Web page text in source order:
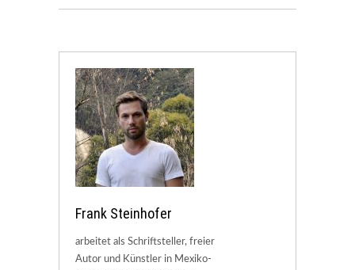
Frank Steinhofer
arbeitet als Schriftsteller, freier
Autor und Künstler in Mexiko-